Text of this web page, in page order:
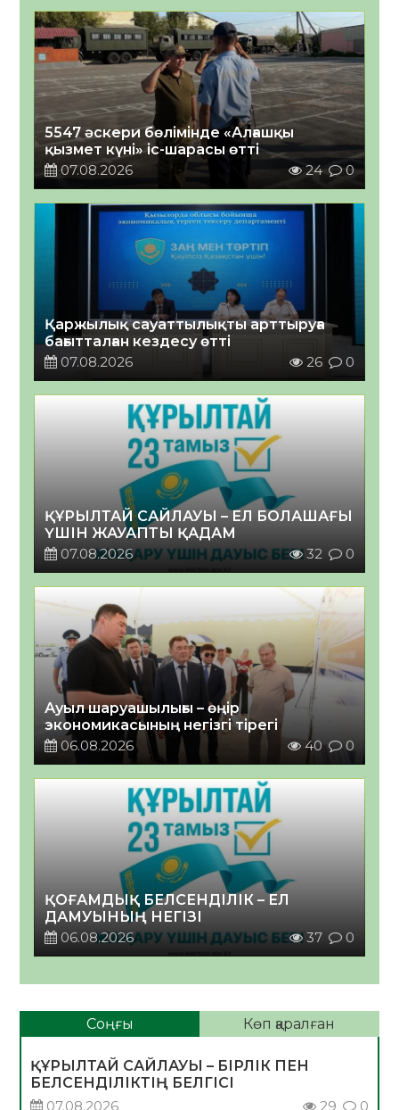
5547 әскери бөлімінде «Алғашқы
қызмет күні» іс-шарасы өтті
07.08.2026
24 0
Қаржылық сауаттылықты арттыруға
бағытталған кездесу өтті
07.08.2026
26 0
ҚҰРЫЛТАЙ САЙЛАУЫ – ЕЛ БОЛАШАҒЫ
ҮШІН ЖАУАПТЫ ҚАДАМ
07.08.2026
32 0
Ауыл шаруашылығы – өңір
экономикасының негізгі тірегі
06.08.2026
40 0
ҚОҒАМДЫҚ БЕЛСЕНДІЛІК – ЕЛ
ДАМУЫНЫҢ НЕГІЗІ
06.08.2026
37 0
Соңғы Көп қаралған
ҚҰРЫЛТАЙ САЙЛАУЫ – БІРЛІК ПЕН
БЕЛСЕНДІЛІКТІҢ БЕЛГІСІ
07.08.2026
29 0